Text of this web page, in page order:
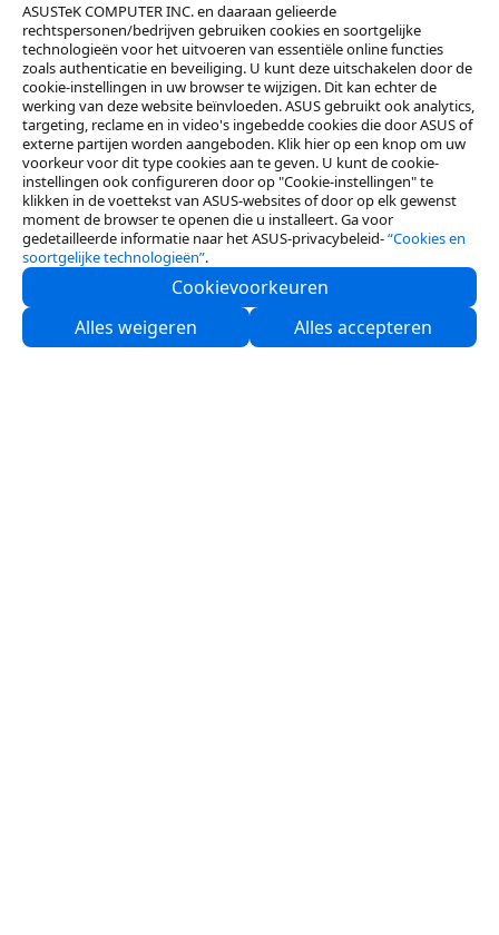
ASUSTeK COMPUTER INC. en daaraan gelieerde
rechtspersonen/bedrijven gebruiken cookies en soortgelijke
technologieën voor het uitvoeren van essentiële online functies
zoals authenticatie en beveiliging. U kunt deze uitschakelen door de
cookie-instellingen in uw browser te wijzigen. Dit kan echter de
werking van deze website beïnvloeden. ASUS gebruikt ook analytics,
targeting, reclame en in video's ingebedde cookies die door ASUS of
externe partijen worden aangeboden. Klik hier op een knop om uw
voorkeur voor dit type cookies aan te geven. U kunt de cookie-
instellingen ook configureren door op "Cookie-instellingen" te
klikken in de voettekst van ASUS-websites of door op elk gewenst
moment de browser te openen die u installeert. Ga voor
gedetailleerde informatie naar het ASUS-privacybeleid-“Cookies en
soortgelijke technologieën”.
Cookievoorkeuren
Alles weigeren
Alles accepteren
Neem contact met ons op